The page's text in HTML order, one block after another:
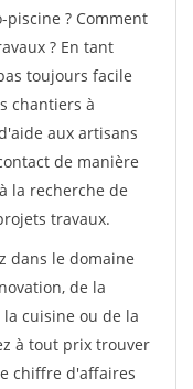
? Comment
? En tant
toujours facile
chantiers à
aux artisans
de manière
la recherche de
travaux.
dans le domaine
de la
cuisine ou de la
à tout prix trouver
chiffre d'affaires